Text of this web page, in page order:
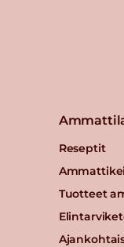
Reseptit
Tuotteet